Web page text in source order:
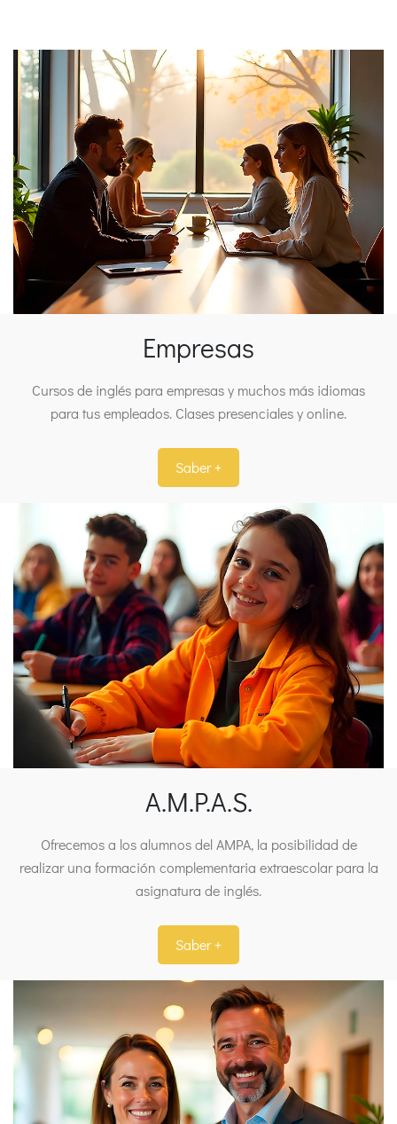
Empresas
Cursos de inglés para empresas y muchos más idiomas
para tus empleados. Clases presenciales y online.
Saber +
A.M.P.A.S.
Ofrecemos a los alumnos del AMPA, la posibilidad de
realizar una formación complementaria extraescolar para la
asignatura de inglés.
Saber +